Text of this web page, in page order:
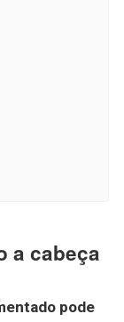
a cabeça
pode